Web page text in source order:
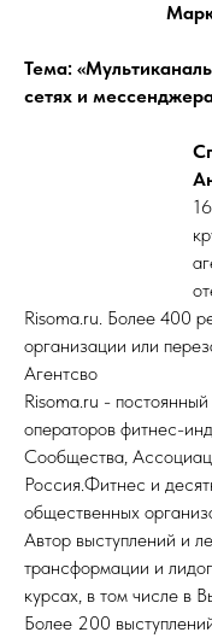
Тема:
сетях и
Risoma.ru. Более 400
организации или
Агентсво
Risoma.ru -
операторов фитнес-
Сообщества,
Россия.Фитнес и
общественных
Автор выступлений и
трансформации и
курсах, в том числе в
Более 200